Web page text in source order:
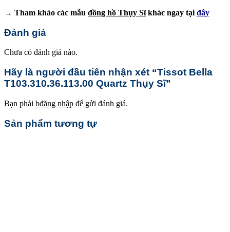
→ Tham khảo các mẫu đồng hồ Thụy Sĩkhác ngay tại đây
Đánh giá
Chưa có đánh giá nào.
Hãy là người đầu tiên nhận xét “Tissot Bella
T103.310.36.113.00 Quartz Thụy Sĩ”
Bạn phải bđăng nhập để gửi đánh giá.
Sản phẩm tương tự